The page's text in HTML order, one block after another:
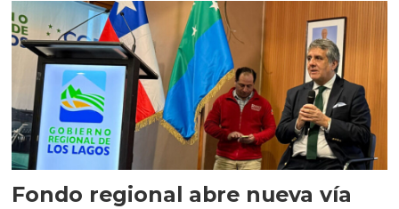
Fondo regional abre nueva vía